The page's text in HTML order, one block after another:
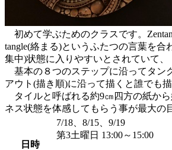
初めて学ぶためのクラスです。
tangle(絡まる)というふたつの言葉を
集中)状態に入りやすいとされていて
基本の８つのステップに沿ってタン
アウト(描き順)に沿って描くと誰でも
タイルと呼ばれる約9㎝四方の紙か
ネス状態を体感してもらう事が最大の
日時
7/18、8/15、9/19
第3土曜日 13:00～15:00